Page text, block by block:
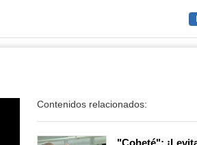
Contenidos relacionados: